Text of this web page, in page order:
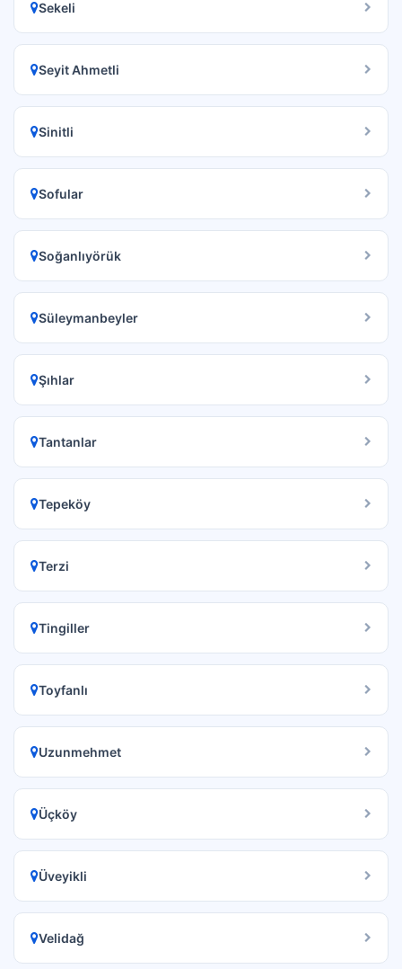
Sekeli
Seyit Ahmetli
Sinitli
Sofular
Soğanlıyörük
Süleymanbeyler
Şıhlar
Tantanlar
Tepeköy
Terzi
Tingiller
Toyfanlı
Uzunmehmet
Üçköy
Üveyikli
Velidağ